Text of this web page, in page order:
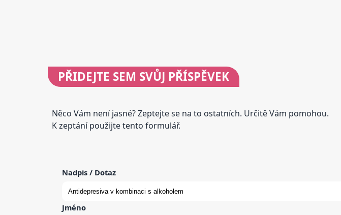
PŘIDEJTE SEM SVŮJ PŘÍSPĚVEK
Něco Vám není jasné? Zeptejte se na to ostatních. Určitě Vám pomohou.
K zeptání použijte tento formulář.
Nadpis / Dotaz
Jméno